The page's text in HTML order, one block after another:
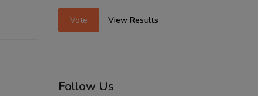
Vote View Results
Follow Us